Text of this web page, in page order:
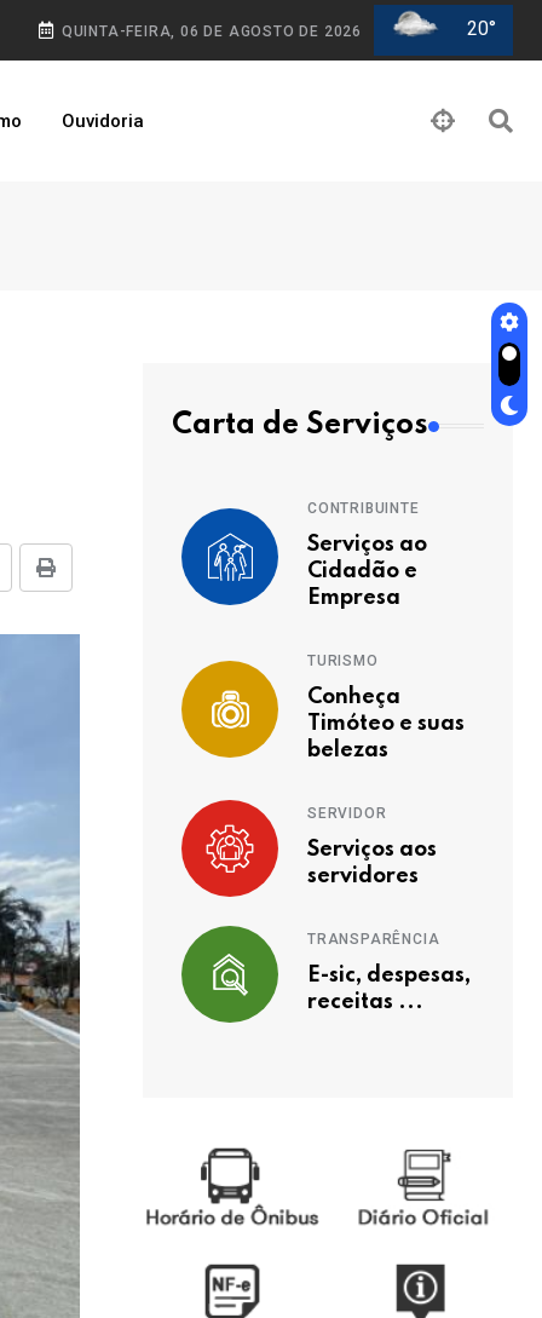
QUINTA-FEIRA, 06 DE AGOSTO DE 2026 20°
Ouvidoria
Carta de Serviços
CONTRIBUINTE
Serviços ao
Cidadão e
Empresa
TURISMO
Conheça
Timóteo e suas
belezas
SERVIDOR
Serviços aos
servidores
TRANSPARÊNCIA
E-sic, despesas,
receitas ...